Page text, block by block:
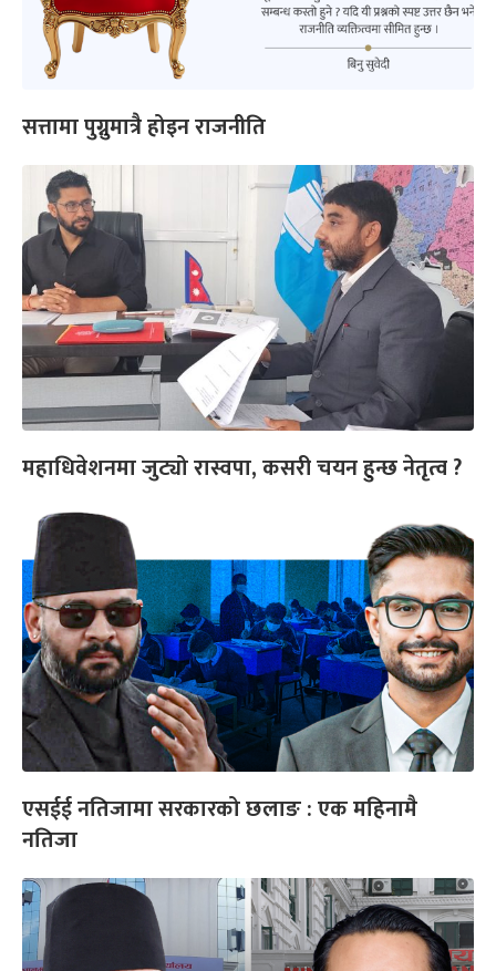
सत्तामा पुग्नुमात्रै होइन राजनीति
महाधिवेशनमा जुट्यो रास्वपा, कसरी चयन हुन्छ नेतृत्व ?
एसईई नतिजामा सरकारको छलाङ : एक महिनामै
नतिजा